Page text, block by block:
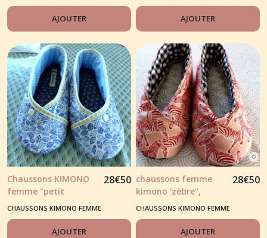
AJOUTER AJOUTER
Chaussons KIMONO
femme "petit
feuillage bleu" fond
blanc
28€50
CHAUSSONS KIMONO FEMME
AJOUTER
chaussons femme
kimono 'zèbre",
couleur orange corail
28€50
CHAUSSONS KIMONO FEMME
AJOUTER